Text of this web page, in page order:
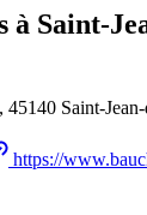
à Saint-
Saint-
https://